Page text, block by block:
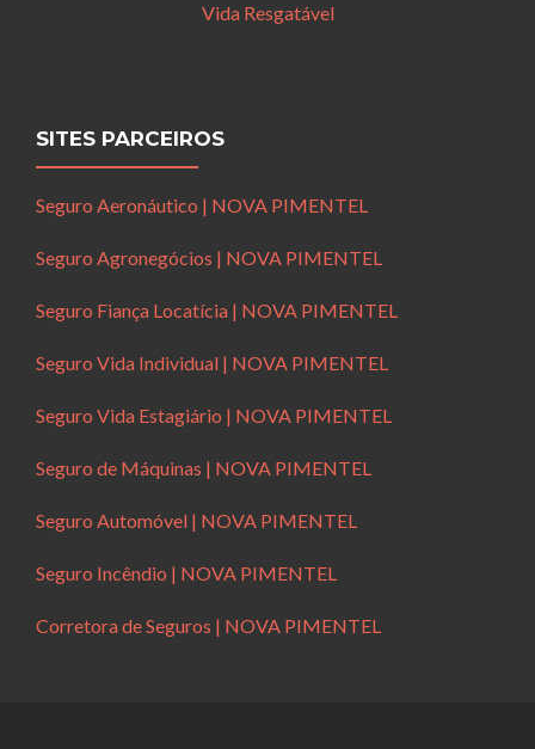
Vida Resgatável
SITES PARCEIROS
Seguro Aeronáutico | NOVA PIMENTEL
Seguro Agronegócios | NOVA PIMENTEL
Seguro Fiança Locatícia | NOVA PIMENTEL
Seguro Vida Individual | NOVA PIMENTEL
Seguro Vida Estagiário | NOVA PIMENTEL
Seguro de Máquinas | NOVA PIMENTEL
Seguro Automóvel | NOVA PIMENTEL
Seguro Incêndio | NOVA PIMENTEL
Corretora de Seguros | NOVA PIMENTEL